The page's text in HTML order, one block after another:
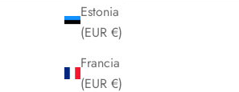
Estonia
(EUR €)
Francia
(EUR €)